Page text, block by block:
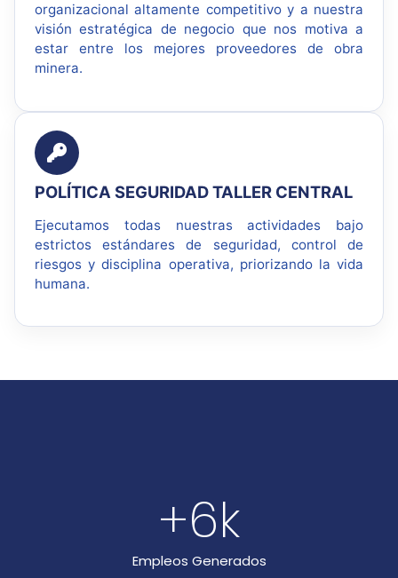
organizacional altamente competitivo y a nuestra
visión estratégica de negocio que nos motiva a
estar entre los mejores proveedores de obra
minera.
POLÍTICA SEGURIDAD TALLER CENTRAL
Ejecutamos todas nuestras actividades bajo
estrictos estándares de seguridad, control de
riesgos y disciplina operativa, priorizando la vida
humana.
Empleos Generados
+6k